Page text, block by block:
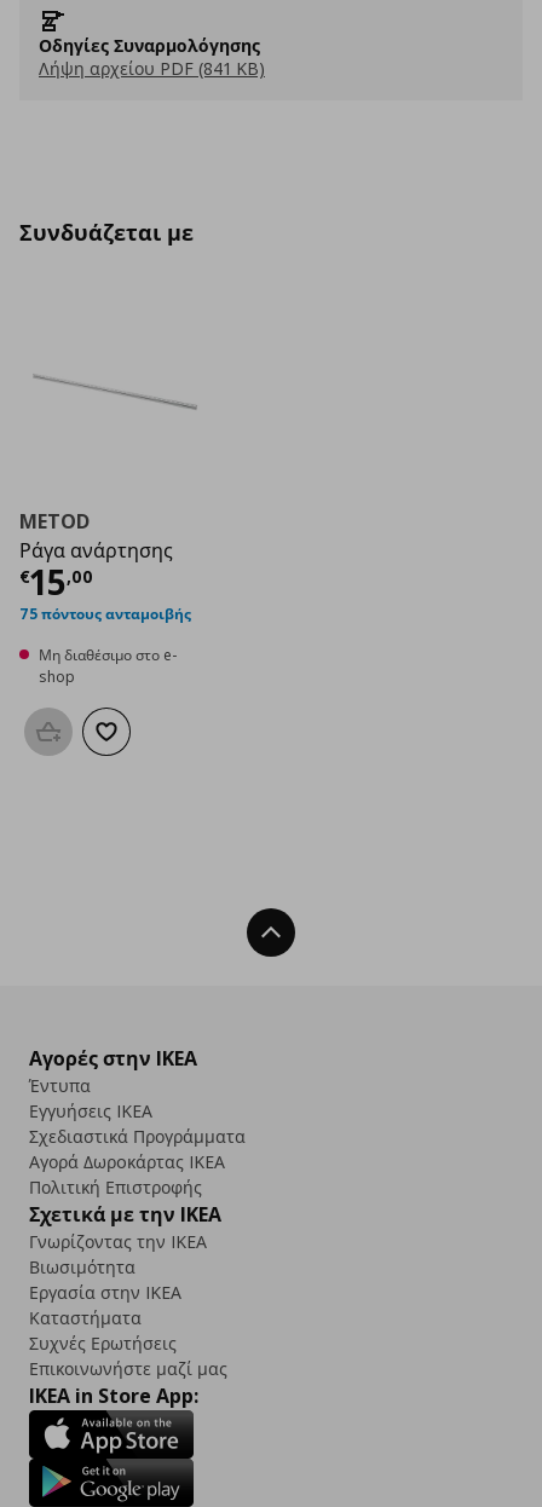
Οδηγίες Συναρμολόγησης
Λήψη αρχείου PDF (841 KB)
Συνδυάζεται με
METOD
Ράγα ανάρτησης
€15,00
Τρέχουσα τιμή
75 πόντους ανταμοιβής
Μη διαθέσιμο στο e-
shop
Προσθήκη στο καλάθι
Προσθήκη στα αγαπημένα
Back To Top
Αγορές στην IKEA
Έντυπα
Εγγυήσεις IKEA
Σχεδιαστικά Προγράμματα
Αγορά Δωρoκάρτας IKEA
Πολιτική Επιστροφής
Σχετικά με την IKEA
Γνωρίζοντας την IKEA
Βιωσιμότητα
Εργασία στην IKEA
Καταστήματα
Συχνές Ερωτήσεις
Επικοινωνήστε μαζί μας
IKEA in Store App: